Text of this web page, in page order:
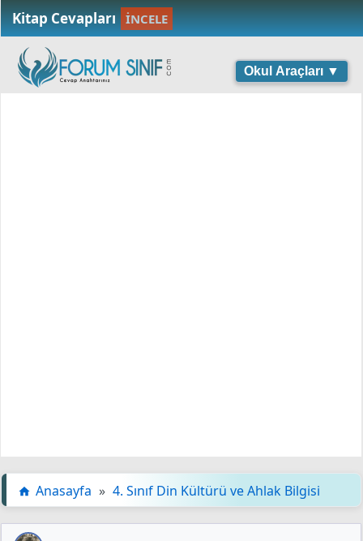
Kitap Cevapları İNCELE
Okul Araçları ▼
Anasayfa » 4. Sınıf Din Kültürü ve Ahlak Bilgisi